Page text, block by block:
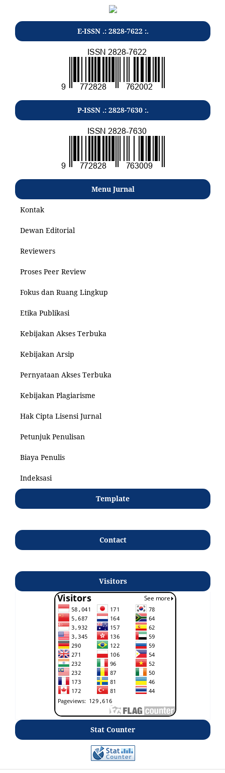
E-ISSN .: 2828-7622 :.
P-ISSN .: 2828-7630 :.
Menu Jurnal
Kontak
Dewan Editorial
Reviewers
Proses Peer Review
Fokus dan Ruang Lingkup
Etika Publikasi
Kebijakan Akses Terbuka
Kebijakan Arsip
Pernyataan Akses Terbuka
Kebijakan Plagiarisme
Hak Cipta Lisensi Jurnal
Petunjuk Penulisan
Biaya Penulis
Indeksasi
Template
Contact
Visitors
Stat Counter